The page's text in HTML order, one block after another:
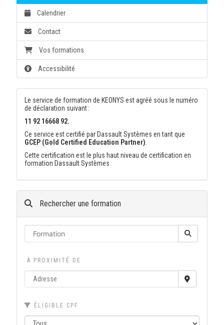
Calendrier
Contact
Vos formations
Accessibilité
Le service de formation de KEONYS est agréé sous le numéro
de déclaration suivant :
11 92 16668 92.
Ce service est certifié par Dassault Systèmes en tant que
GCEP (Gold Certified Education Partner)
Cette certification est le plus haut niveau de certification en
formation Dassault Systèmes
Rechercher une formation
À PROXIMITÉ DE
ÉLIGIBLE CPF